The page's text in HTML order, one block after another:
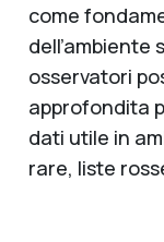
come
dell’ambiente
osservatori
approfondita
dati utile in
rare, liste